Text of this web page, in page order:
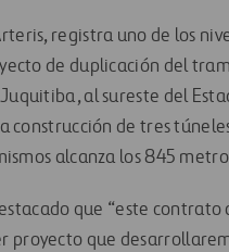
registra uno de los
de duplicación del
al sureste del
construcción de tres
alcanza los 845
que “este contrato
proyecto que